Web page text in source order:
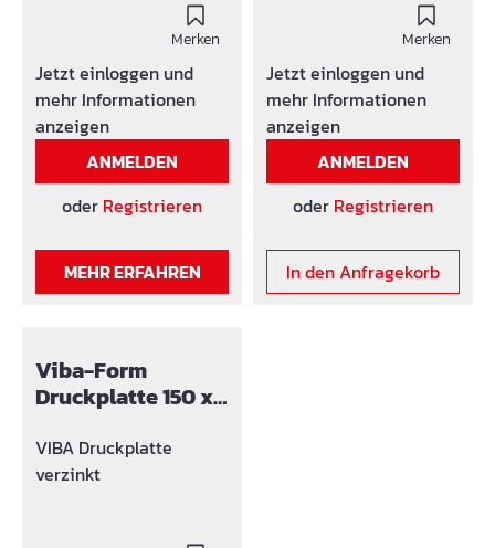
empfohlen. Einbautiefe:
108 mm, Betongüte: >=
B 25.Prüfbescheinigung
in Anlehnung DIN 18216
Type [Klein] - Max.
Tragkraft mit 3-facher
Sicherheit bei: B25 =
30kN, B35 = 40 kN.
Tragkraft mit 3-facher
Sicherheit bei: B25 = 40
Merken
Jetzt einloggen und
mehr Informationen
anzeigen
ANMELDEN
oder Registrieren
MEHR ERFAHREN
Stopfen Ø 20 mm. a =
Innendurchmesser
Merken
Jetzt einloggen und
mehr Informationen
anzeigen
ANMELDEN
oder Registrieren
In den Anfragekorb
Viba-Form
Druckplatte 150 x
VIBA Druckplatte
verzinkt